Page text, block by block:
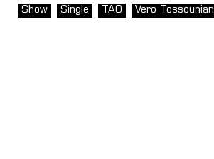
Show Single TAO Vero Tossounian